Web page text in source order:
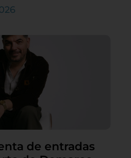
de entradas